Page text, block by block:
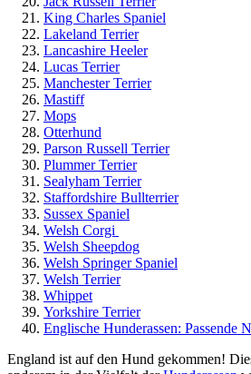
King Charles Spaniel
Lakeland Terrier
Lancashire Heeler
Lucas Terrier
Manchester Terrier
Mastiff
Mops
Otterhund
Parson Russell Terrier
Plummer Terrier
Sealyham Terrier
Staffordshire Bullterrier
Sussex Spaniel
Welsh Corgi
Welsh Sheepdog
Welsh Springer Spaniel
Welsh Terrier
Whippet
Yorkshire Terrier
Englische Hunderassen: Passende
England ist auf den Hund gekommen!